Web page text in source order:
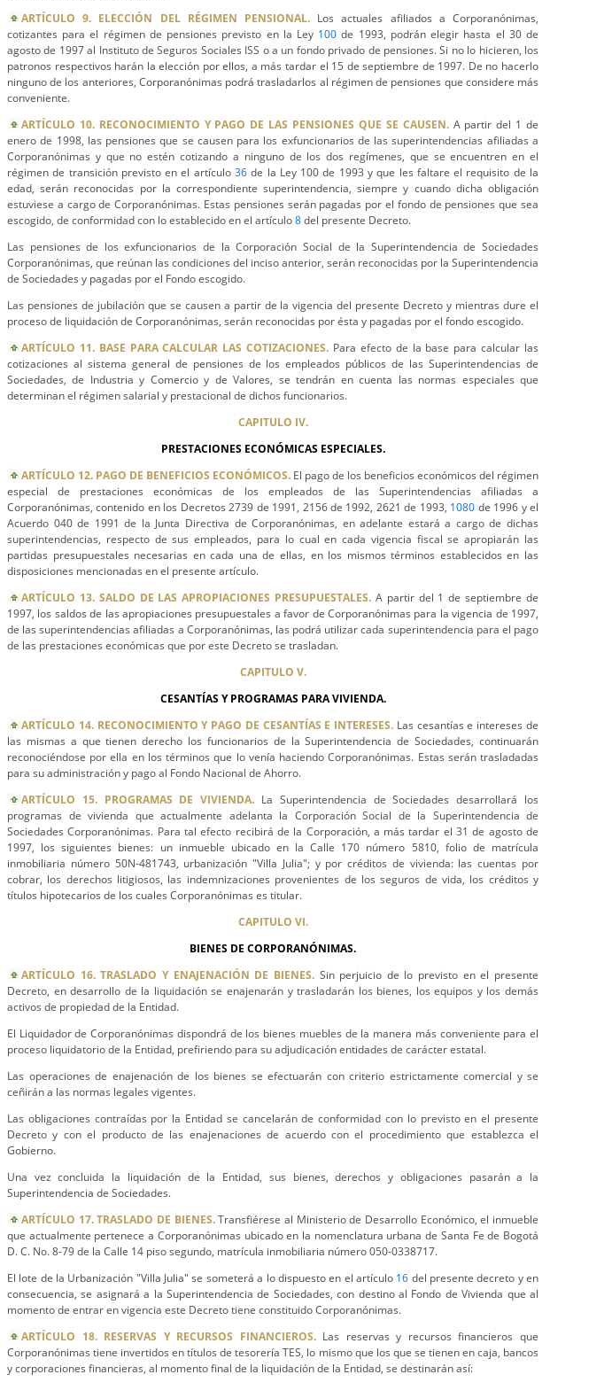
ARTÍCULO 9. ELECCIÓN DEL RÉGIMEN PENSIONAL. Los actuales afiliados a Corporanónimas,
cotizantes para el régimen de pensiones previsto en la Ley 100 de 1993, podrán elegir hasta el 30 de
agosto de 1997 al Instituto de Seguros Sociales ISS o a un fondo privado de pensiones. Si no lo hicieren, los
patronos respectivos harán la elección por ellos, a más tardar el 15 de septiembre de 1997. De no hacerlo
ninguno de los anteriores, Corporanónimas podrá trasladarlos al régimen de pensiones que considere más
conveniente.
ARTÍCULO 10. RECONOCIMIENTO Y PAGO DE LAS PENSIONES QUE SE CAUSEN.A partir del 1 de
enero de 1998, las pensiones que se causen para los exfuncionarios de las superintendencias afiliadas a
Corporanónimas y que no estén cotizando a ninguno de los dos regímenes, que se encuentren en el
régimen de transición previsto en el artículo 36 de la Ley 100 de 1993 y que les faltare el requisito de la
edad, serán reconocidas por la correspondiente superintendencia, siempre y cuando dicha obligación
estuviese a cargo de Corporanónimas. Estas pensiones serán pagadas por el fondo de pensiones que sea
escogido, de conformidad con lo establecido en el artículo8del presente Decreto.
Las pensiones de los exfuncionarios de la Corporación Social de la Superintendencia de Sociedades
Corporanónimas, que reúnan las condiciones del inciso anterior, serán reconocidas por la Superintendencia
de Sociedades y pagadas por el Fondo escogido.
Las pensiones de jubilación que se causen a partir de la vigencia del presente Decreto y mientras dure el
proceso de liquidación de Corporanónimas, serán reconocidas por ésta y pagadas por el fondo escogido.
ARTÍCULO 11. BASE PARA CALCULAR LAS COTIZACIONES. Para efecto de la base para calcular las
cotizaciones al sistema general de pensiones de los empleados públicos de las Superintendencias de
Sociedades, de Industria y Comercio y de Valores, se tendrán en cuenta las normas especiales que
determinan el régimen salarial y prestacional de dichos funcionarios.
CAPITULO IV.
PRESTACIONES ECONÓMICAS ESPECIALES.
ARTÍCULO 12. PAGO DE BENEFICIOS ECONÓMICOS. El pago de los beneficios económicos del régimen
especial de prestaciones económicas de los empleados de las Superintendencias afiliadas a
Corporanónimas, contenido en los Decretos 2739 de 1991, 2156 de 1992, 2621 de 1993, 1080 de 1996 y el
Acuerdo 040 de 1991 de la Junta Directiva de Corporanónimas, en adelante estará a cargo de dichas
superintendencias, respecto de sus empleados, para lo cual en cada vigencia fiscal se apropiarán las
partidas presupuestales necesarias en cada una de ellas, en los mismos términos establecidos en las
disposiciones mencionadas en el presente artículo.
ARTÍCULO 13. SALDO DE LAS APROPIACIONES PRESUPUESTALES. A partir del 1 de septiembre de
1997, los saldos de las apropiaciones presupuestales a favor de Corporanónimas para la vigencia de 1997,
de las superintendencias afiliadas a Corporanónimas, las podrá utilizar cada superintendencia para el pago
de las prestaciones económicas que por este Decreto se trasladan.
CAPITULO V.
CESANTÍAS Y PROGRAMAS PARA VIVIENDA.
ARTÍCULO 14. RECONOCIMIENTO Y PAGO DE CESANTÍAS E INTERESES. Las cesantías e intereses de
las mismas a que tienen derecho los funcionarios de la Superintendencia de Sociedades, continuarán
reconociéndose por ella en los términos que lo venía haciendo Corporanónimas. Estas serán trasladadas
para su administración y pago al Fondo Nacional de Ahorro.
ARTÍCULO 15. PROGRAMAS DE VIVIENDA. La Superintendencia de Sociedades desarrollará los
programas de vivienda que actualmente adelanta la Corporación Social de la Superintendencia de
Sociedades Corporanónimas. Para tal efecto recibirá de la Corporación, a más tardar el 31 de agosto de
1997, los siguientes bienes: un inmueble ubicado en la Calle 170 número 5810, folio de matrícula
inmobiliaria número 50N-481743, urbanización "Villa Julia"; y por créditos de vivienda: las cuentas por
cobrar, los derechos litigiosos, las indemnizaciones provenientes de los seguros de vida, los créditos y
títulos hipotecarios de los cuales Corporanónimas es titular.
CAPITULO VI.
BIENES DE CORPORANÓNIMAS.
ARTÍCULO 16. TRASLADO Y ENAJENACIÓN DE BIENES.Sin perjuicio de lo previsto en el presente
Decreto, en desarrollo de la liquidación se enajenarán y trasladarán los bienes, los equipos y los demás
activos de propiedad de la Entidad.
El Liquidador de Corporanónimas dispondrá de los bienes muebles de la manera más conveniente para el
proceso liquidatorio de la Entidad, prefiriendo para su adjudicación entidades de carácter estatal.
Las operaciones de enajenación de los bienes se efectuarán con criterio estrictamente comercial y se
ceñirán a las normas legales vigentes.
Las obligaciones contraídas por la Entidad se cancelarán de conformidad con lo previsto en el presente
Decreto y con el producto de las enajenaciones de acuerdo con el procedimiento que establezca el
Gobierno.
Una vez concluida la liquidación de la Entidad, sus bienes, derechos y obligaciones pasarán a la
Superintendencia de Sociedades.
ARTÍCULO 17. TRASLADO DE BIENES.Transfiérese al Ministerio de Desarrollo Económico, el inmueble
que actualmente pertenece a Corporanónimas ubicado en la nomenclatura urbana de Santa Fe de Bogotá
D. C. No. 8-79 de la Calle 14 piso segundo, matrícula inmobiliaria número 050-0338717.
El lote de la Urbanización "Villa Julia" se someterá a lo dispuesto en el artículo 16 del presente decreto y en
consecuencia, se asignará a la Superintendencia de Sociedades, con destino al Fondo de Vivienda que al
momento de entrar en vigencia este Decreto tiene constituido Corporanónimas.
ARTÍCULO 18. RESERVAS Y RECURSOS FINANCIEROS.Las reservas y recursos financieros que
Corporanónimas tiene invertidos en títulos de tesorería TES, lo mismo que los que se tienen en caja, bancos
y corporaciones financieras, al momento final de la liquidación de la Entidad, se destinarán así: